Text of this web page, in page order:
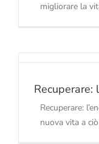
migliorare la
Recuperare:
Recuperare:
nuova vita a ciò